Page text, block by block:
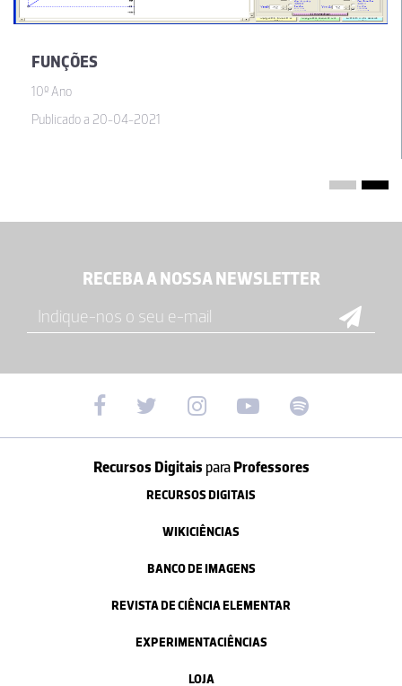
FUNÇÕES
10º Ano
Publicado a 20-04-2021
RECEBA A NOSSA NEWSLETTER
Recursos Digitais paraProfessores
RECURSOS DIGITAIS
WIKICIÊNCIAS
BANCO DE IMAGENS
REVISTA DE CIÊNCIA ELEMENTAR
EXPERIMENTACIÊNCIAS
LOJA